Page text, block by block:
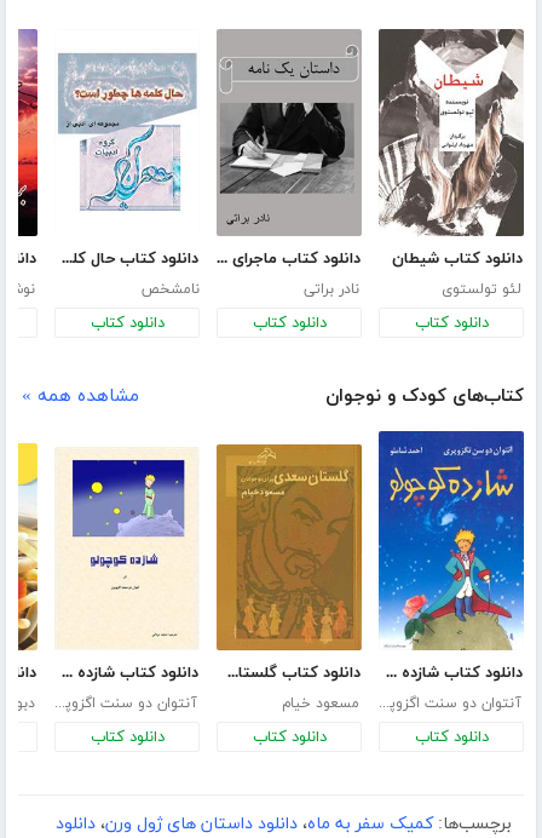
دانلود کتاب شیطان
لئو تولستوی
دانلود کتاب
دانلود کتاب ماجرای یک نامه
نادر براتی
دانلود کتاب
دانلود کتاب حال کلمه‌ها چطور است؟
نامشخص
دانلود کتاب
کتاب‌های کودک و نوجوان مشاهده همه »
دانلود کتاب شازده کوچولو
آنتوان دو سنت اگزوپری
دانلود کتاب
دانلود کتاب گلستان سعدی برای نوجوانان
مسعود خیام
دانلود کتاب
دانلود کتاب شازده کوچولو
آنتوان دو سنت اگزوپری
دانلود کتاب
دبورا
برچسب‌ها: کمیک سفر به ماه، دانلود داستان های ژول ورن، دانلود